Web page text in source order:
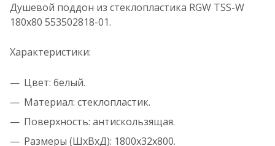
Душевой поддон из стеклопластика RGW TSS-W
180x80 553502818-01.
Характеристики:
Цвет: белый.
Материал: стеклопластик.
Поверхность: антискользящая.
Размеры (ШхВхД): 1800x32x800.